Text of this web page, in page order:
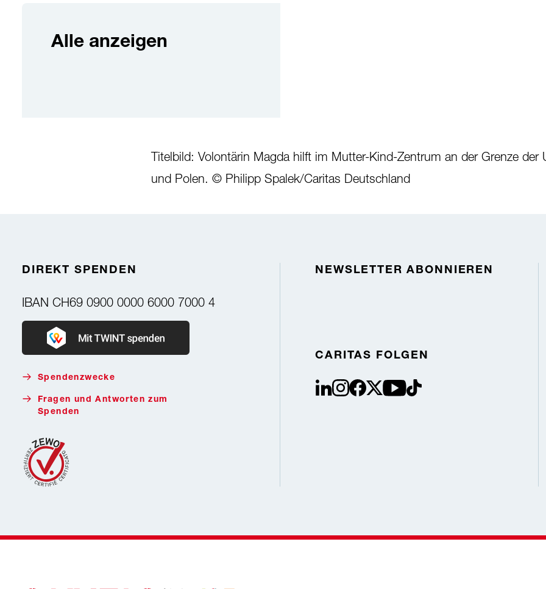
Alle anzeigen
Titelbild: Volontärin Magda hilft im Mutter-Kind-Zentrum an der Grenze der
und Polen. © Philipp Spalek/Caritas Deutschland
DIREKT SPENDEN
IBAN CH69 0900 0000 6000 7000 4
Donate with Twint
Spendenzwecke
Fragen und Antworten zum
Spenden
NEWSLETTER ABONNIEREN
CARITAS FOLGEN
linkedininstagram
facebookTwitter / X
youtube
tiktok